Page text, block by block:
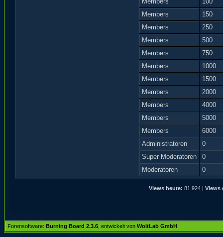
Members
150
Members
250
Members
500
Members
750
Members
1000
Members
1500
Members
2000
Members
4000
Members
5000
Members
6000
Administratoren
0
Super Moderatoren
0
Moderatoren
0
Views heute: 81.924 | Views
Forensoftware: Burning Board 2.3.6 , entwickelt von WoltLab GmbH